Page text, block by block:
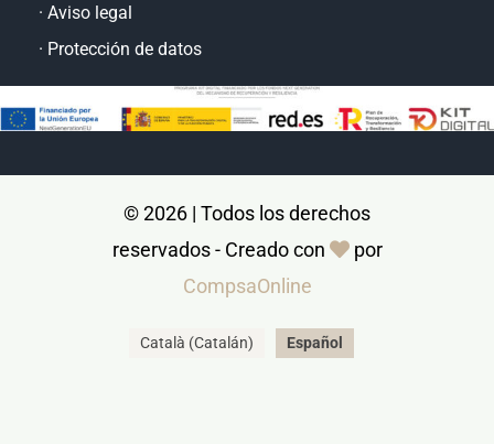
· Aviso legal
· Protección de datos
© 2026 | Todos los derechos
reservados - Creado con
por
CompsaOnline
Català (Catalán) Español